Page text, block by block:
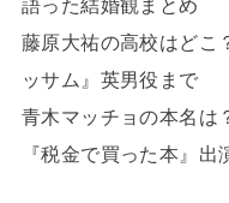
語った結婚観まとめ
藤原大祐の高校はどこ
ッサム』英男役まで
青木マッチョの本名は
『税金で買った本』出